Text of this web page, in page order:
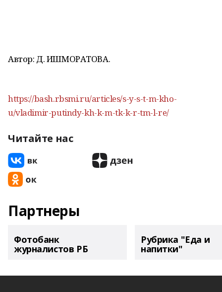
Автор: Д. ИШМОРАТОВА.
https://bash.rbsmi.ru/articles/s-y-s-t-m-kho-
u/vladimir-putindy-kh-k-m-tk-k-r-tm-l-re/
Читайте нас
Партнеры
Фотобанк
журналистов РБ
Рубрика "Еда и
напитки"